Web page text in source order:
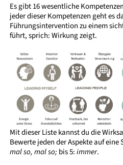
Es gibt 16 wesentliche
jeder dieser Kompetenzen geht es
Führungsintervention zu einem
führt, sprich: Wirkung zeigt.
Mit dieser Liste kannst du die
Bewerte jeden der Aspekte auf
mal so, mal so; bis 5:immer.